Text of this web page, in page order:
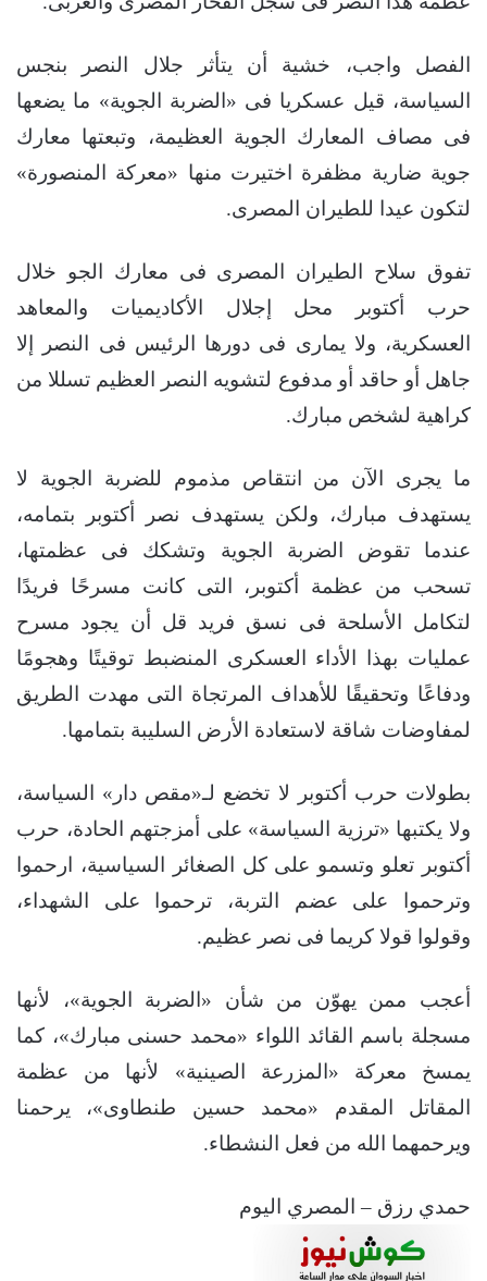
الفصل واجب، خشية أن يتأثر جلال النصر بنجس
السياسة، قيل عسكريا فى «الضربة الجوية» ما يضعها
فى مصاف المعارك الجوية العظيمة، وتبعتها معارك
جوية ضارية مظفرة اختيرت منها «معركة المنصورة»
لتكون عيدا للطيران المصرى.
تفوق سلاح الطيران المصرى فى معارك الجو خلال
حرب أكتوبر محل إجلال الأكاديميات والمعاهد
العسكرية، ولا يمارى فى دورها الرئيس فى النصر إلا
جاهل أو حاقد أو مدفوع لتشويه النصر العظيم تسللا من
كراهية لشخص مبارك.
ما يجرى الآن من انتقاص مذموم للضربة الجوية لا
يستهدف مبارك، ولكن يستهدف نصر أكتوبر بتمامه،
عندما تقوض الضربة الجوية وتشكك فى عظمتها،
تسحب من عظمة أكتوبر، التى كانت مسرحًا فريدًا
لتكامل الأسلحة فى نسق فريد قل أن يجود مسرح
عمليات بهذا الأداء العسكرى المنضبط توقيتًا وهجومًا
ودفاعًا وتحقيقًا للأهداف المرتجاة التى مهدت الطريق
لمفاوضات شاقة لاستعادة الأرض السليبة بتمامها.
بطولات حرب أكتوبر لا تخضع لـ«مقص دار» السياسة،
ولا يكتبها «ترزية السياسة» على أمزجتهم الحادة، حرب
أكتوبر تعلو وتسمو على كل الصغائر السياسية، ارحموا
وترحموا على عضم التربة، ترحموا على الشهداء،
وقولوا قولا كريما فى نصر عظيم.
أعجب ممن يهوّن من شأن «الضربة الجوية»، لأنها
مسجلة باسم القائد اللواء «محمد حسنى مبارك»، كما
يمسخ معركة «المزرعة الصينية» لأنها من عظمة
المقاتل المقدم «محمد حسين طنطاوى»، يرحمنا
ويرحمهما الله من فعل النشطاء.
حمدي رزق – المصري اليوم